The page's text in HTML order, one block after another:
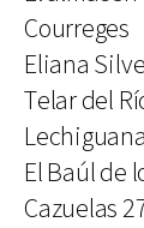
Courreges
Eliana
Telar del
El Baúl de
Cazuelas